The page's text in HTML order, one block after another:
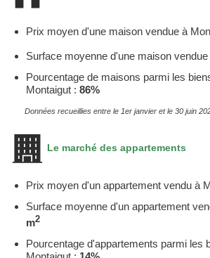
Prix moyen d'une maison vendue à
Surface moyenne d'une maison
Pourcentage de maisons parmi les
Montaigut : 86%
Données recueillies entre le 1er janvier et le 30 juin
Le marché des appartements
Prix moyen d'un appartement vendu à
Surface moyenne d'un appartement
m2
Pourcentage d'appartements parmi les